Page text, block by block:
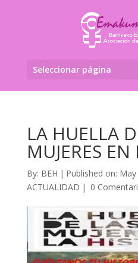
Seleccionar página
LA HUELLA
MUJERES
By: BEH | Published on:
ACTUALIDAD | 0